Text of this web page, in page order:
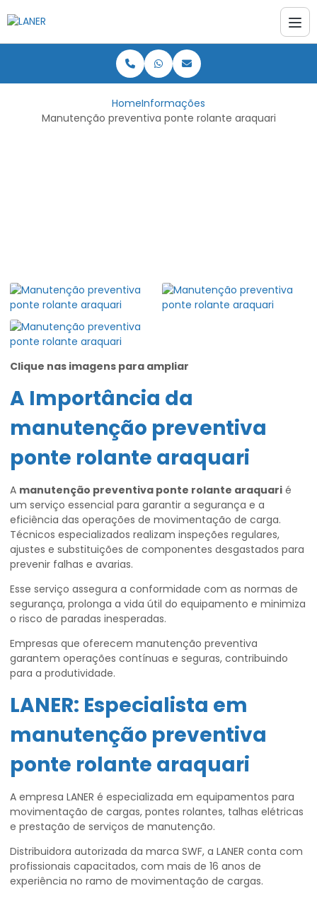
HomeInformações
Manutenção preventiva ponte rolante araquari
Clique nas imagens para ampliar
A Importância da
manutenção preventiva
ponte rolante araquari
A manutenção preventiva ponte rolante araquari é
um serviço essencial para garantir a segurança e a
eficiência das operações de movimentação de carga.
Técnicos especializados realizam inspeções regulares,
ajustes e substituições de componentes desgastados para
prevenir falhas e avarias.
Esse serviço assegura a conformidade com as normas de
segurança, prolonga a vida útil do equipamento e minimiza
o risco de paradas inesperadas.
Empresas que oferecem manutenção preventiva
garantem operações contínuas e seguras, contribuindo
para a produtividade.
LANER: Especialista em
manutenção preventiva
ponte rolante araquari
A empresa LANER é especializada em equipamentos para
movimentação de cargas, pontes rolantes, talhas elétricas
e prestação de serviços de manutenção.
Distribuidora autorizada da marca SWF, a LANER conta com
profissionais capacitados, com mais de 16 anos de
experiência no ramo de movimentação de cargas.